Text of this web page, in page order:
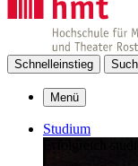
Schnelleinstieg
Menü
Studium